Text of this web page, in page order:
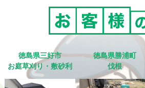
徳島県三好市
お庭草刈り・敷砂利
徳島県勝浦町
伐根